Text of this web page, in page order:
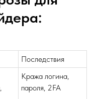
Последствия
Кража логина,
пароля, 2FA